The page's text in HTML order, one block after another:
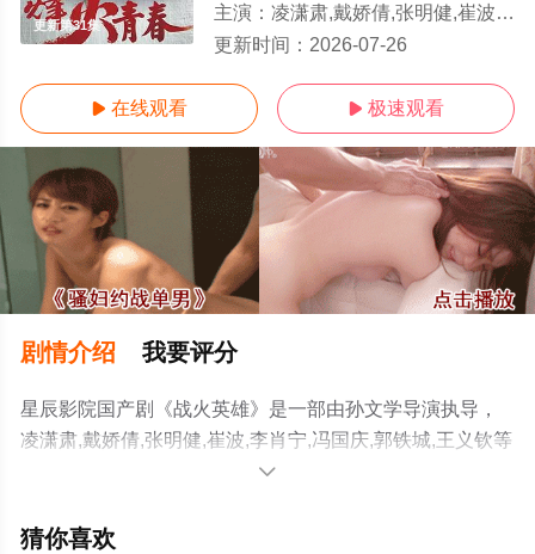
更新第31集
主演： 凌潇肃,戴娇倩,张明健,崔波,李肖宁,冯国庆,郭铁城,王义钦
更新时间： 2026-07-26
 在线观看  极速观看
剧情介绍 我要评分
星辰影院国产剧《战火英雄》是一部由孙文学导演执导，
凌潇肃,戴娇倩,张明健,崔波,李肖宁,冯国庆,郭铁城,王义钦等
演员精彩演绎的大陆电视剧，免费观看高清未删减完整版
更多剧情信息可移步至豆瓣电视剧、电视猫或剧情网等平

猜你喜欢